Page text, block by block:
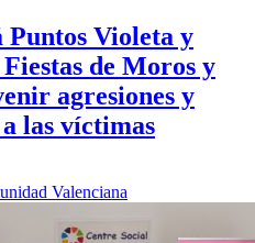
Violeta y
de Moros y
agresiones y
las víctimas
Valenciana